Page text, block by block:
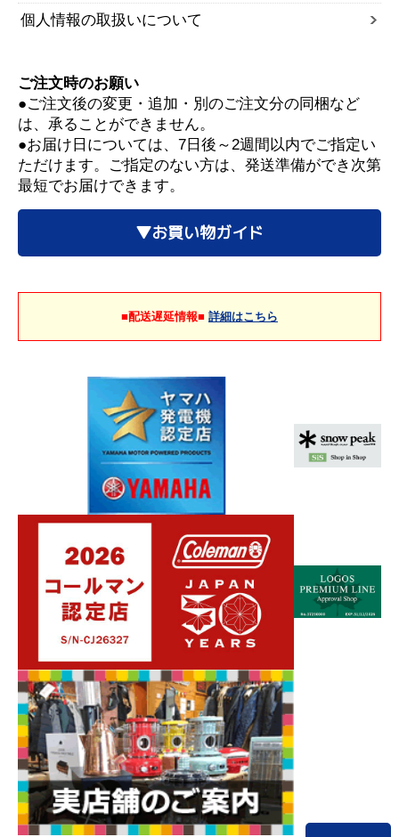
個人情報の取扱いについて
ご注文時のお願い
●ご注文後の変更・追加・別のご注文分の同梱など
は、承ることができません。
●お届け日については、7日後～2週間以内でご指定い
ただけます。ご指定のない方は、発送準備ができ次第
最短でお届けできます。
▼お買い物ガイド
■配送遅延情報■ 詳細はこちら